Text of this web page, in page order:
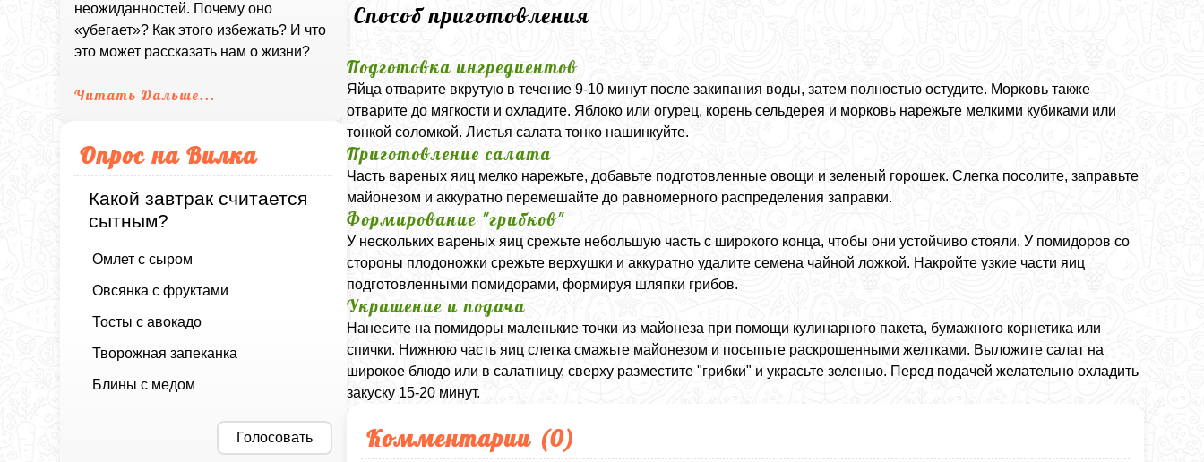
неожиданностей. Почему оно
«убегает»? Как этого избежать? И что
это может рассказать нам о жизни?
Читать Дальше...
Опрос на Вилка
Какой завтрак считается
сытным?
Омлет с сыром
Овсянка с фруктами
Тосты с авокадо
Творожная запеканка
Блины с медом
Голосовать
Способ приготовления
Подготовка ингредиентов
Яйца отварите вкрутую в течение 9-10 минут после закипания воды, затем полностью остудите. Морковь также
отварите до мягкости и охладите. Яблоко или огурец, корень сельдерея и морковь нарежьте мелкими кубиками или
тонкой соломкой. Листья салата тонко нашинкуйте.
Приготовление салата
Часть вареных яиц мелко нарежьте, добавьте подготовленные овощи и зеленый горошек. Слегка посолите, заправьте
майонезом и аккуратно перемешайте до равномерного распределения заправки.
Формирование "грибков"
У нескольких вареных яиц срежьте небольшую часть с широкого конца, чтобы они устойчиво стояли. У помидоров со
стороны плодоножки срежьте верхушки и аккуратно удалите семена чайной ложкой. Накройте узкие части яиц
подготовленными помидорами, формируя шляпки грибов.
Украшение и подача
Нанесите на помидоры маленькие точки из майонеза при помощи кулинарного пакета, бумажного корнетика или
спички. Нижнюю часть яиц слегка смажьте майонезом и посыпьте раскрошенными желтками. Выложите салат на
широкое блюдо или в салатницу, сверху разместите "грибки" и украсьте зеленью. Перед подачей желательно охладить
закуску 15-20 минут.
Комментарии (0)